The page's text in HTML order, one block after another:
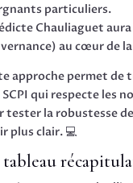
particuliers.
Chauliaguet
au cœur de
approche permet de
SCPI qui respecte les
tester la robustesse
plus clair. 💻